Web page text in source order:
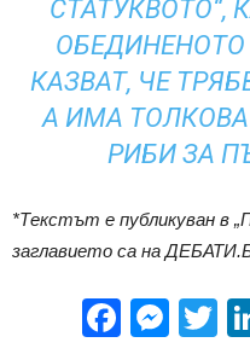
СТАТУКВОТО“,
ОБЕДИНЕНОТО
КАЗВАТ, ЧЕ
А ИМА
РИБИ ЗА
*Текстът е публикуван в
заглавието са на